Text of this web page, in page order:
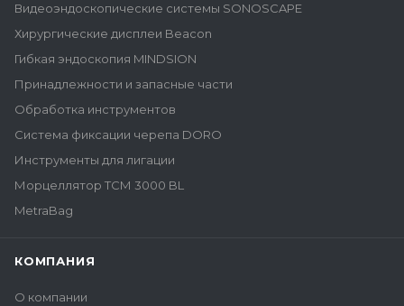
Видеоэндоскопические системы SONOSCAPE
Хирургические дисплеи Beacon
Гибкая эндоскопия MINDSION
Принадлежности и запасные части
Обработка инструментов
Система фиксации черепа DORO
Инструменты для лигации
Морцеллятор ТСМ 3000 BL
MetraBag
КОМПАНИЯ
О компании